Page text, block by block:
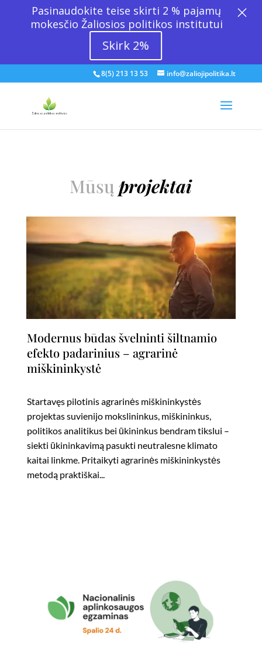
Pasinaudokite teise skirti 2 % pajamų
mokesčio Žaliosios politikos institutui
Skirk 2%
×
8(5) 213 13 53 info@zaliojipolitika.lt
Mūsųprojektai
Modernus būdas švelninti šiltnamio
efekto padarinius – agrarinė
miškininkystė
Startavęs pilotinis agrarinės miškininkystės
projektas suvienijo mokslininkus, miškininkus,
politikos analitikus bei ūkininkus bendram tikslui –
siekti ūkininkavimą pasukti neutralesne klimato
kaitai linkme. Pritaikyti agrarinės miškininkystės
metodą praktiškai...